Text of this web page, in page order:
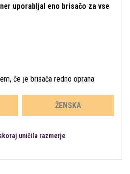
uporabljal eno brisačo za vse
če je brisača redno oprana
ŽENSKA
uničila razmerje